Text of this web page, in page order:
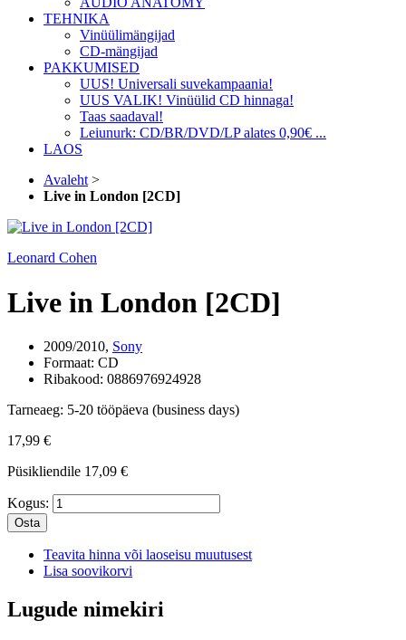
TEHNIKA
Vinüülimängijad
CD-mängijad
PAKKUMISED
UUS! Universali suvekampaania!
UUS VALIK! Vinüülid CD hinnaga!
Taas saadaval!
Leiunurk: CD/BR/DVD/LP alates 0,90€ ...
LAOS
Avaleht >
Live in London [2CD]
Leonard Cohen
Live in London [2CD]
2009/2010, Sony
Formaat: CD
Ribakood: 0886976924928
Tarneaeg: 5-20 tööpäeva (business days)
17,99 €
Püsikliendile 17,09 €
Kogus:
Osta
Teavita hinna või laoseisu muutusest
Lisa soovikorvi
Lugude nimekiri